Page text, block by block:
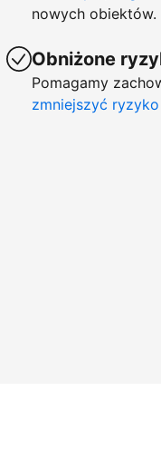
nowych obiektów.
Obniżone
Pomagamy
zmniejszyć ryzyko